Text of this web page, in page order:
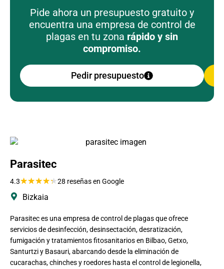
Pide ahora un presupuesto gratuito y
encuentra una empresa de control de
plagas en tu zona rápido y sin
compromiso.
Pedir presupuesto
Parasitec
4.3★★★★★28 reseñas en Google
Bizkaia
Parasitec es una empresa de control de plagas que ofrece
servicios de desinfección, desinsectación, desratización,
fumigación y tratamientos fitosanitarios en Bilbao, Getxo,
Santurtzi y Basauri, abarcando desde la eliminación de
cucarachas, chinches y roedores hasta el control de legionella,